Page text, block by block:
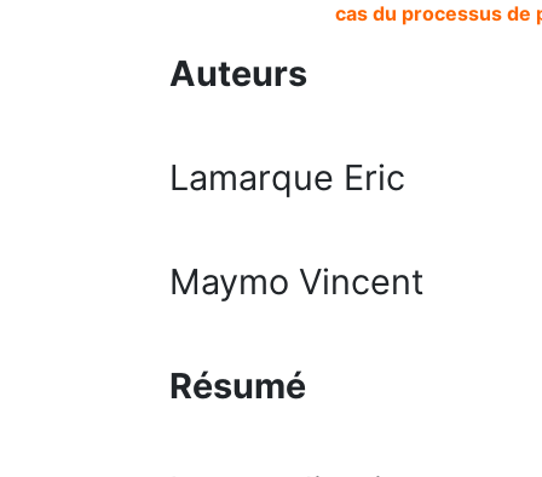
cas du processus de
Auteurs
Lamarque Eric
Maymo Vincent
Résumé